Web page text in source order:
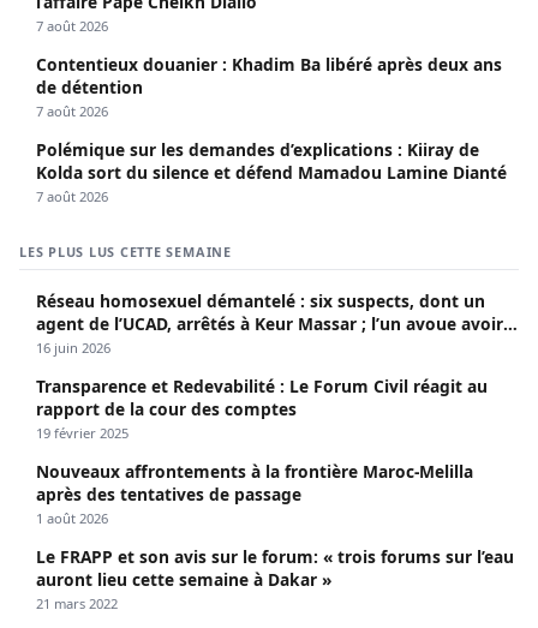
7 août 2026
Contentieux douanier : Khadim Ba libéré après deux ans
de détention
7 août 2026
Polémique sur les demandes d’explications : Kiiray de
Kolda sort du silence et défend Mamadou Lamine Dianté
7 août 2026
LES PLUS LUS CETTE SEMAINE
Réseau homosexuel démantelé : six suspects, dont un
agent de l’UCAD, arrêtés à Keur Massar ; l’un avoue avoir
propagé le VIH depuis 2018
16 juin 2026
Transparence et Redevabilité : Le Forum Civil réagit au
rapport de la cour des comptes
19 février 2025
Nouveaux affrontements à la frontière Maroc-Melilla
après des tentatives de passage
1 août 2026
Le FRAPP et son avis sur le forum: « trois forums sur l’eau
auront lieu cette semaine à Dakar »
21 mars 2022